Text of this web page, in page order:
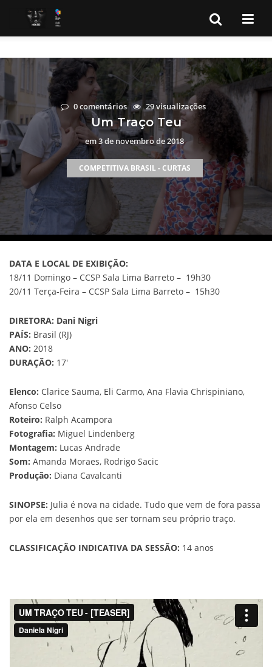
0 comentários 29 visualizações
Um Traço Teu
em3 de novembro de 2018
COMPETITIVA BRASIL - CURTAS
DATA E LOCAL DE EXIBIÇÃO:
18/11 Domingo – CCSP Sala Lima Barreto – 19h30
20/11 Terça-Feira – CCSP Sala Lima Barreto – 15h30
DIRETORA: Dani Nigri
PAÍS: Brasil (RJ)
ANO: 2018
DURAÇÃO: 17′
Elenco: Clarice Sauma, Eli Carmo, Ana Flavia Chrispiniano,
Afonso Celso
Roteiro: Ralph Acampora
Fotografia: Miguel Lindenberg
Montagem: Lucas Andrade
Som: Amanda Moraes, Rodrigo Sacic
Produção: Diana Cavalcanti
SINOPSE: Julia é nova na cidade. Tudo que vem de fora passa
por ela em desenhos que ser tornam seu próprio traço.
CLASSIFICAÇÃO INDICATIVA DA SESSÃO: 14 anos